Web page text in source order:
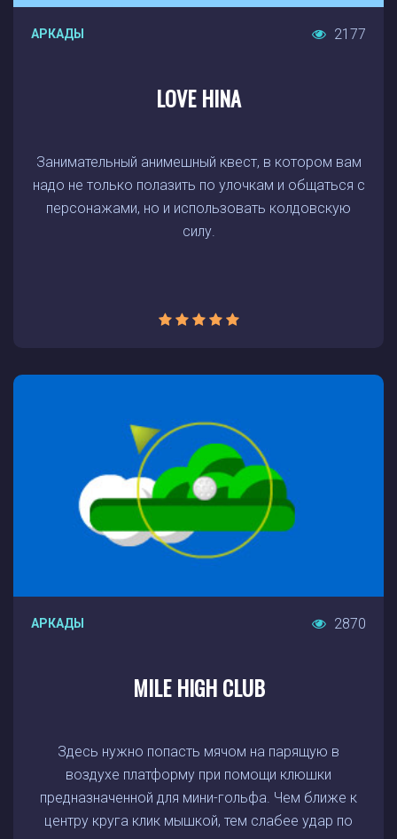
АРКАДЫ 2177
LOVE HINA
Занимательный анимешный квест, в котором вам
надо не только полазить по улочкам и общаться с
персонажами, но и использовать колдовскую
силу.
АРКАДЫ 2870
MILE HIGH CLUB
Здесь нужно попасть мячом на парящую в
воздухе платформу при помощи клюшки
предназначенной для мини-гольфа. Чем ближе к
центру круга клик мышкой, тем слабее удар по